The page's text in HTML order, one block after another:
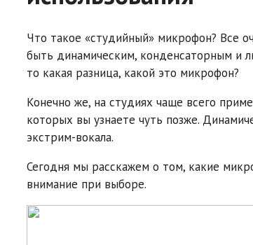
Что такое «студийный» микрофон? Все
быть динамическим, конденсаторным и
то какая разница, какой это микрофон?
Конечно же, на студиях чаще всего
которых вы узнаете чуть позже.
экстрим-вокала.
Сегодня мы расскажем о том, какие
внимание при выборе.